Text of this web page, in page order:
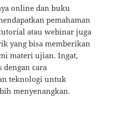
online dan buku
pemahaman
atau webinar juga
yang bisa memberikan
materi ujian. Ingat,
cara
teknologi untuk
menyenangkan.